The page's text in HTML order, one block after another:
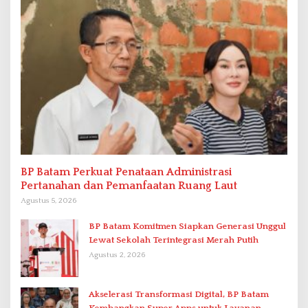
BP Batam Perkuat Penataan Administrasi
Pertanahan dan Pemanfaatan Ruang Laut
Agustus 5, 2026
BP Batam Komitmen Siapkan Generasi Unggul
Lewat Sekolah Terintegrasi Merah Putih
Agustus 2, 2026
Akselerasi Transformasi Digital, BP Batam